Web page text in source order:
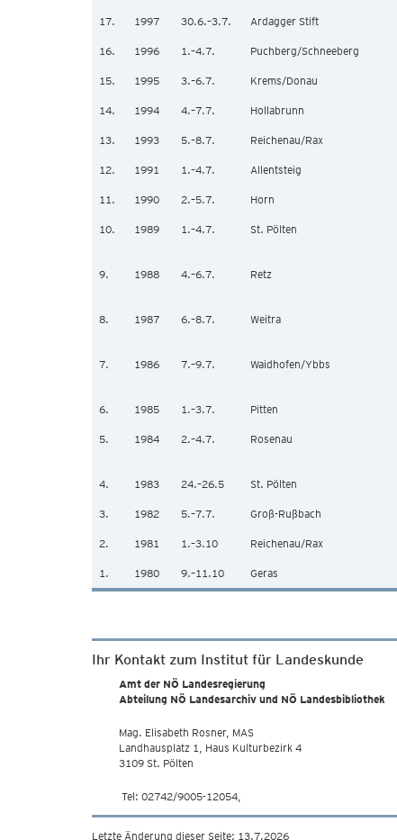
17. 1997 30.6.–3.7. Ardagger Stift
16. 1996 1.–4.7. Puchberg/Schneeberg
15. 1995 3.–6.7. Krems/Donau
14. 1994 4.–7.7. Hollabrunn
13. 1993 5.–8.7. Reichenau/Rax
12. 1991 1.–4.7. Allentsteig
11. 1990 2.–5.7. Horn
10. 1989 1.–4.7. St. Pölten
9. 1988 4.–6.7. Retz
8. 1987 6.–8.7. Weitra
7. 1986 7.–9.7. Waidhofen/Ybbs
6. 1985 1.–3.7. Pitten
5. 1984 2.–4.7. Rosenau
4. 1983 24.–26.5 St. Pölten
3. 1982 5.–7.7. Groß-Rußbach
2. 1981 1.–3.10 Reichenau/Rax
1. 1980 9.–11.10 Geras
Ihr Kontakt zum Institut für Landeskunde
Amt der NÖ Landesregierung
Abteilung NÖ Landesarchiv und NÖ Landesbibliothek
Mag. Elisabeth Rosner, MAS
Landhausplatz 1, Haus Kulturbezirk 4
3109 St. Pölten
Tel: 02742/9005-12054,
Letzte Änderung dieser Seite: 13.7.2026